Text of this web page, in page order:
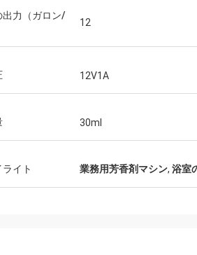
モハメッド
丁度。それは無声および大きい霧
器の製
出力（ガロン/
12
12V1A
30ml
イト 業務用芳香剤マシン, 浴室